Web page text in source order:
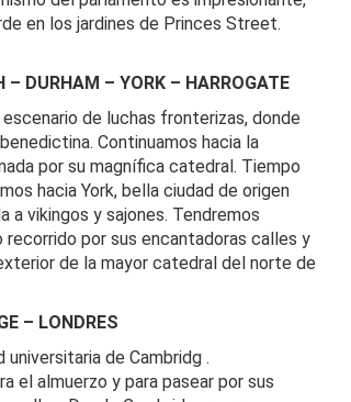
en los jardines de Princes Street.
– DURHAM – YORK – HARROGATE
de luchas fronterizas, donde
Continuamos hacia la
por su magnífica catedral. Tiempo
hacia York, bella ciudad de origen
a vikingos y sajones. Tendremos
por sus encantadoras calles y
de la mayor catedral del norte de
– LONDRES
universitaria de Cambridg .
el almuerzo y para pasear por sus